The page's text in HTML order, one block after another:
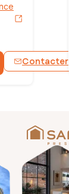
Contacter